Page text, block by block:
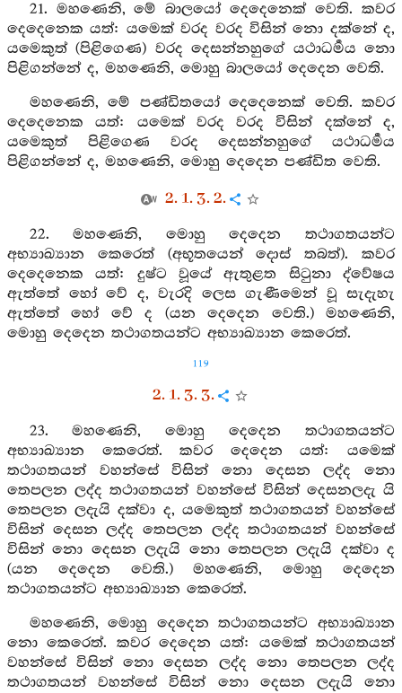
21. මහණෙනි, මේ බාලයෝ දෙදෙනෙක් වෙති. කවර
දෙදෙනෙක යත්: යමෙක් වරද වරද විසින් නො දක්නේ ද,
යමෙකුත් (පිළිගෙණ) වරද දෙසන්නහුගේ යථාධර්‍මය නො
පිළිගන්නේ ද, මහණෙනි, මොහු බාලයෝ දෙදෙන වෙති.
මහණෙනි, මේ පණ්ඩිතයෝ දෙදෙනෙක් වෙති. කවර
දෙදෙනෙක යත්: යමෙක් වරද වරද විසින් දක්නේ ද,
යමෙකුත් පිළිගෙණ වරද දෙසන්නහුගේ යථාධර්‍මය
පිළිගන්නේ ද, මහණෙනි, මොහු දෙදෙන පණ්ඩිත වෙති.
2. 1. 3. 2.
22. මහණෙනි, මොහු දෙදෙන තථාගතයන්ට
අභ්‍යාඛ්‍යාන කෙරෙත් (අභූතයෙන් දොස් තබත්). කවර
දෙදෙනෙක යත්: දුෂ්ට වූයේ ඇතුළත සිටුනා ද්වේෂය
ඇත්තේ හෝ වේ ද, වැරදි ලෙස ගැණීමෙන් වූ සැදැහැ
ඇත්තේ හෝ වේ ද (යන දෙදෙන වෙති.) මහණෙනි,
මොහු දෙදෙන තථාගතයන්ට අභ්‍යාඛ්‍යාන කෙරෙත්.
119
2. 1. 3. 3.
23. මහණෙනි, මොහු දෙදෙන තථාගතයන්ට
අභ්‍යාඛ්‍යාන කෙරෙත්. කවර දෙදෙන යත්: යමෙක්
තථාගතයන් වහන්සේ විසින් නො දෙසන ලද්ද නො
තෙපලන ලද්ද තථාගතයන් වහන්සේ විසින් දෙසනලදැ යි
තෙපලන ලදැයි දක්වා ද, යමෙකුත් තථාගතයන් වහන්සේ
විසින් දෙසන ලද්ද තෙපලන ලද්ද තථාගතයන් වහන්සේ
විසින් නො දෙසන ලදැයි නො තෙපලන ලදැයි දක්වා ද
(යන දෙදෙන වෙති.) මහණෙනි, මොහු දෙදෙන
තථාගතයන්ට අභ්‍යාඛ්‍යාන කෙරෙත්.
මහණෙනි, මොහු දෙදෙන තථාගතයන්ට අභ්‍යාඛ්‍යාන
නො කෙරෙත්. කවර දෙදෙන යත්: යමෙක් තථාගතයන්
වහන්සේ විසින් නො දෙසන ලද්ද නො තෙපලන ලද්ද
තථාගතයන් වහන්සේ විසින් නො දෙසන ලදැයි නො